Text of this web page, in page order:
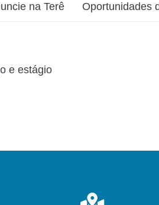
na Terê Oportunidades
e estágio